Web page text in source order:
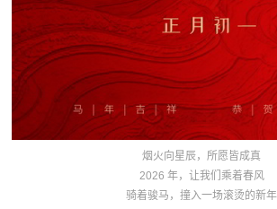
烟火向星辰，所愿皆成真
2026 年，让我们乘着春风
骑着骏马，撞入一场滚烫的新年